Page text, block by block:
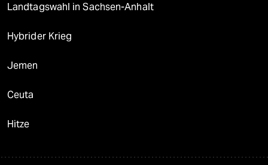
Landtagswahl in Sachsen-Anhalt
Hybrider Krieg
Jemen
Ceuta
Hitze